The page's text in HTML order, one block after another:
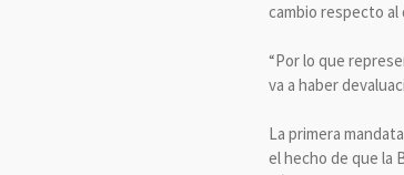
cambio respecto
“Por lo que
va a haber
La primera
el hecho de que la